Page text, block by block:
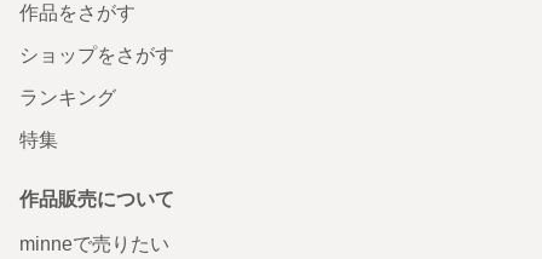
作品をさがす
ショップをさがす
ランキング
特集
作品販売について
minneで売りたい